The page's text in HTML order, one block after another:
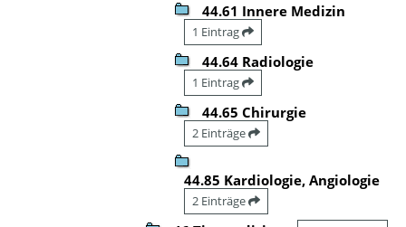
44.61 Innere Medizin
1 Eintrag
44.64 Radiologie
1 Eintrag
44.65 Chirurgie
2 Einträge
44.85 Kardiologie, Angiologie
2 Einträge